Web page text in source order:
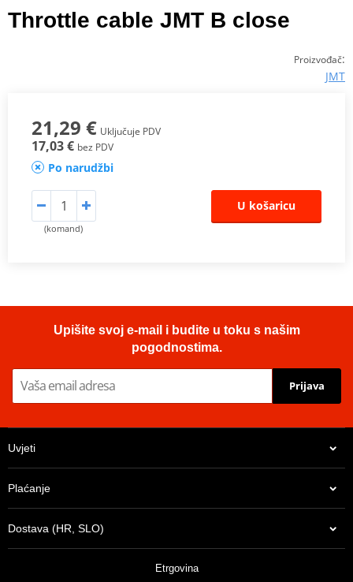
Throttle cable JMT B close
Proizvođač:
JMT
21,29 € Uključuje PDV
17,03 € bez PDV
Po narudžbi
(komand)
U košaricu
Upišite svoj e-mail i budite u toku s našim
pogodnostima.
Prijava
Uvjeti
Plaćanje
Dostava (HR, SLO)
Etrgovina